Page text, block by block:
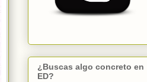
¿Buscas algo concreto en
ED?